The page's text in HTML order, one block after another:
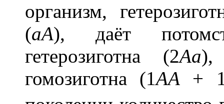
организм,
(aA), даёт
гетерозиготна (2Aa),
гомозиготна (1AA +